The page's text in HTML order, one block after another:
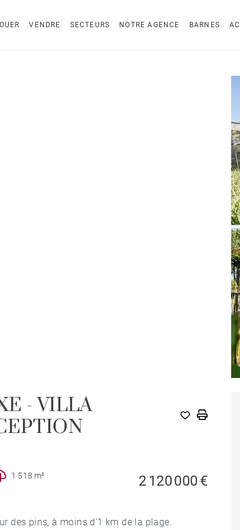
VENDRE SECTEURS NOTRE AGENCE BARNES
- VILLA
1 518 m² 2 120 000 €
des pins, à moins d'1 km de la plage.